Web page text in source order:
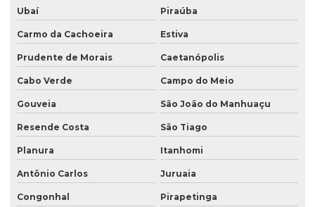
Ubaí Piraúba
Carmo da Cachoeira Estiva
Prudente de Morais Caetanópolis
Cabo Verde Campo do Meio
Gouveia São João do Manhuaçu
Resende Costa São Tiago
Planura Itanhomi
Antônio Carlos Juruaia
Congonhal Pirapetinga